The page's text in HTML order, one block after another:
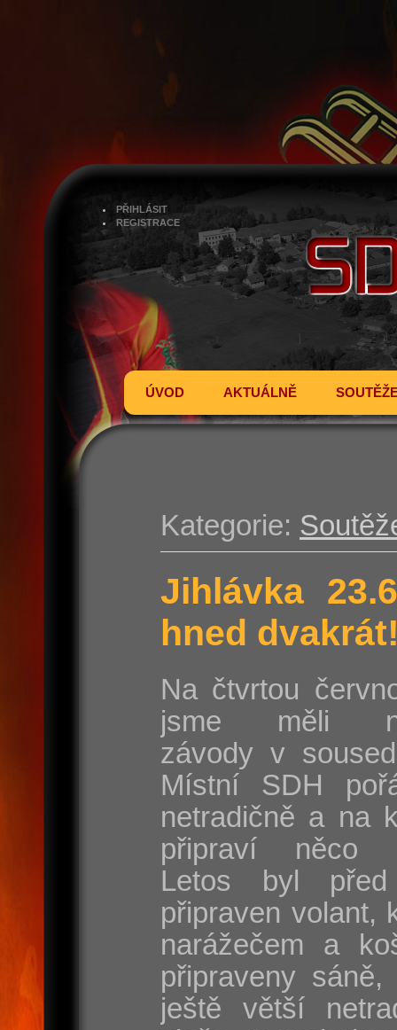
PŘIHLÁSIT
REGISTRACE
ÚVOD AKTUÁLNĚ
Kategorie:
Jihlávka
hned
Na čtvrtou
jsme měli
závody v
Místní SDH
netradičně a na
připraví něco
Letos byl před
připraven volant,
narážečem a
připraveny
ještě větší